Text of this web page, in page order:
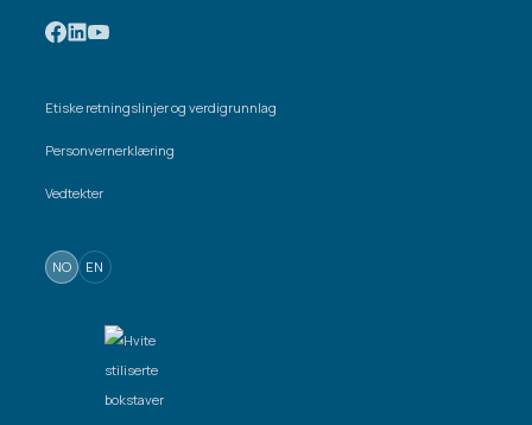
Etiske retningslinjer og verdigrunnlag
Personvernerklæring
Vedtekter
NO EN